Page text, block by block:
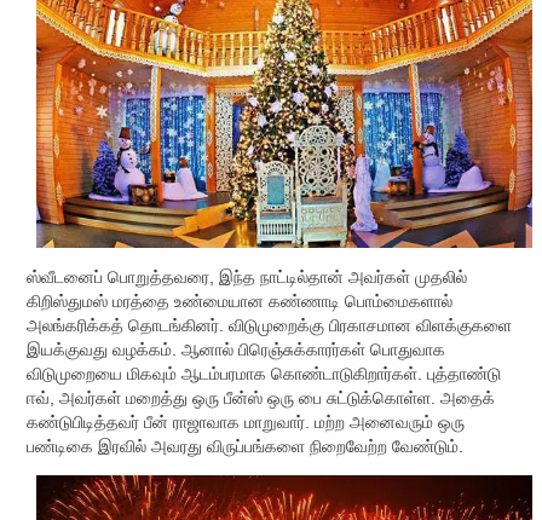
ஸ்வீடனைப் பொறுத்தவரை, இந்த நாட்டில்தான் அவர்கள் முதலில்
கிறிஸ்துமஸ் மரத்தை உண்மையான கண்ணாடி பொம்மைகளால்
அலங்கரிக்கத் தொடங்கினர். விடுமுறைக்கு பிரகாசமான விளக்குகளை
இயக்குவது வழக்கம். ஆனால் பிரெஞ்சுக்காரர்கள் பொதுவாக
விடுமுறையை மிகவும் ஆடம்பரமாக கொண்டாடுகிறார்கள். புத்தாண்டு
ஈவ், அவர்கள் மறைத்து ஒரு பீன்ஸ் ஒரு பை சுட்டுக்கொள்ள. அதைக்
கண்டுபிடித்தவர் பீன் ராஜாவாக மாறுவார். மற்ற அனைவரும் ஒரு
பண்டிகை இரவில் அவரது விருப்பங்களை நிறைவேற்ற வேண்டும்.